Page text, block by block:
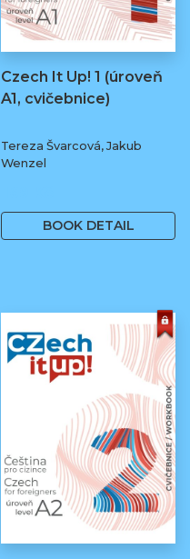
Czech It Up! 1 (úroveň
A1, cvičebnice)
Tereza Švarcová, Jakub
Wenzel
BOOK DETAIL